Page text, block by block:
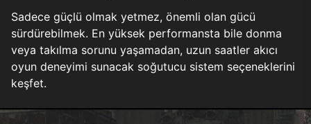
Sadece güçlü olmak yetmez, önemli olan gücü
sürdürebilmek. En yüksek performansta bile donma
veya takılma sorunu yaşamadan, uzun saatler akıcı
oyun deneyimi sunacak soğutucu sistem seçeneklerini
keşfet.